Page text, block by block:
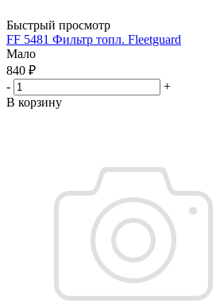
Быстрый просмотр
FF 5481 Фильтр топл. Fleetguard
Мало
840 ₽
-
+
В корзину